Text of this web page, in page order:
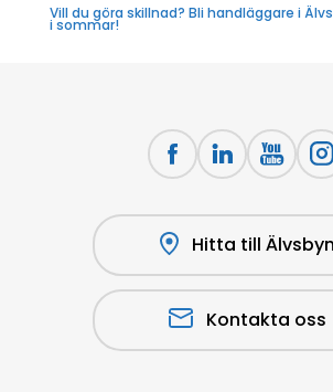
Vill du göra skillnad? Bli handläggare i
i sommar!
Hitta till Älvsbyn
Kontakta oss